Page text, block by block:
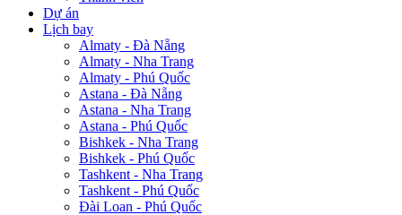
Dự án
Lịch bay
Almaty - Đà Nẵng
Almaty - Nha Trang
Almaty - Phú Quốc
Astana - Đà Nẵng
Astana - Nha Trang
Astana - Phú Quốc
Bishkek - Nha Trang
Bishkek - Phú Quốc
Tashkent - Nha Trang
Tashkent - Phú Quốc
Đài Loan - Phú Quốc